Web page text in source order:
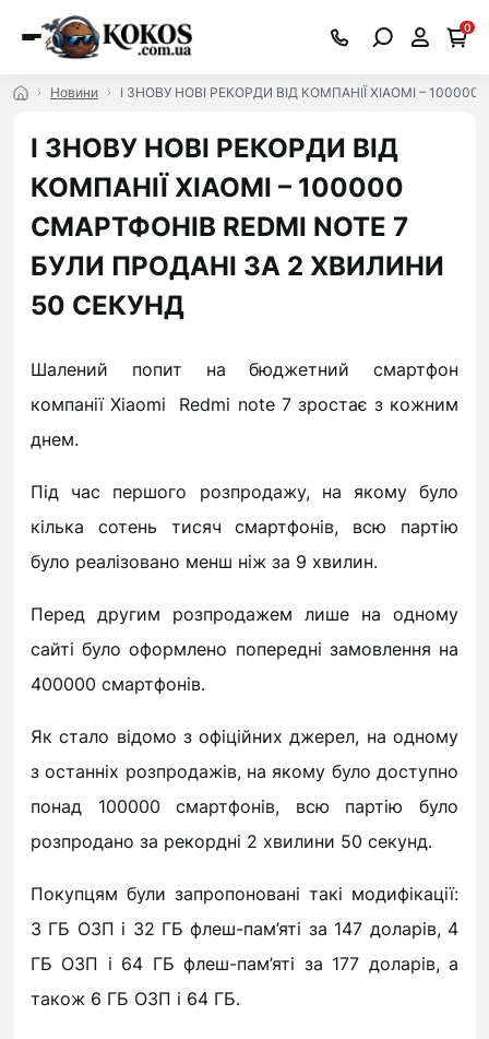
0
Новини І ЗНОВУ НОВІ РЕКОРДИ ВІД КОМПАНІЇ XIAOMI –
І ЗНОВУ НОВІ РЕКОРДИ ВІД
КОМПАНІЇ XIAOMI – 100000
СМАРТФОНІВ REDMI NOTE 7
БУЛИ ПРОДАНІ ЗА 2 ХВИЛИНИ
50 СЕКУНД
Шалений попит на бюджетний смартфон
компаніїXiaomi Redmi note 7 зростає з кожним
днем.
Під час першого розпродажу, на якому було
кілька сотень тисяч смартфонів, всю партію
було реалізовано менш ніж за 9 хвилин.
Перед другим розпродажем лише на одному
сайті було оформлено попередні замовлення на
400000 смартфонів.
Як стало відомо з офіційних джерел, на одному
з останніх розпродажів, на якому було доступно
понад 100000 смартфонів, всю партію було
розпродано за рекордні 2 хвилини 50 секунд.
Покупцям були запропоновані такі модифікації:
3 ГБ ОЗП і 32 ГБ флеш-пам’яті за 147 доларів, 4
ГБ ОЗП і 64 ГБ флеш-пам’яті за 177 доларів, а
також 6 ГБ ОЗП і 64 ГБ.